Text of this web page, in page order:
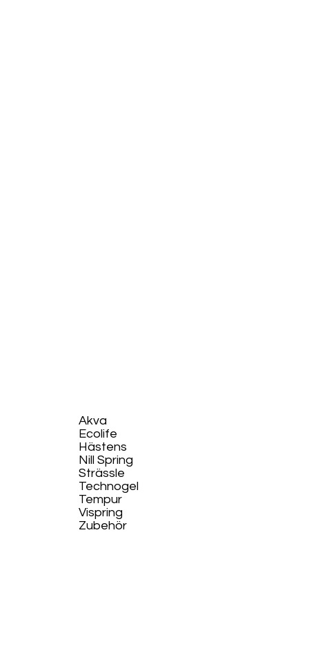
Akva
Ecolife​
Hästens
Nill Spring
Strässle
Technogel
Tempur
Vispring
Zubehör